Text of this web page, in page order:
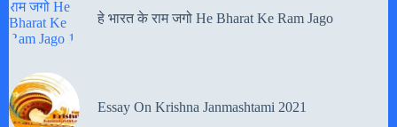
हे भारत के राम जगो He Bharat Ke Ram Jago
Essay On Krishna Janmashtami 2021